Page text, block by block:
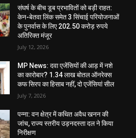
संघर्ष के बीच डूब प्रभावितों को बड़ी राहत:
केन-बेतवा लिंक समेत 3 सिंचाई परियोजनाओं
के पुनर्वास के लिए 202.50 करोड़ रुपये
अतिरिक्त मंजूर
July 12, 2026
MP News: दवा एजेंसियों की आड़ में नशे
का कारोबार? 1.34 लाख बोतल ऑनरेक्स
कफ सिरप का हिसाब नहीं, दो एजेंसियां सील
July 7, 2026
पन्ना: वन क्षेत्र में कथित अवैध खनन की
जांच, राज्य स्तरीय उड़नदस्ता दल ने किया
निरीक्षण